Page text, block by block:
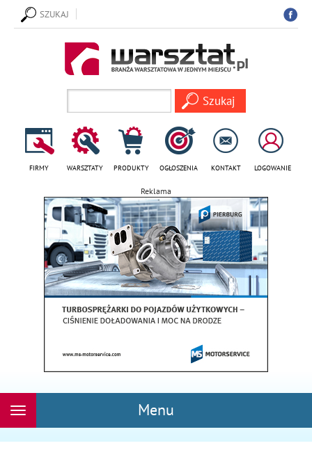
SZUKAJ
FIRMY WARSZTATY PRODUKTY OGŁOSZENIA KONTAKT LOGOWANIE
Reklama
Menu
Rozwiń